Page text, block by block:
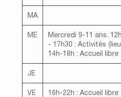
MA
ME
Mercredi 9-11 ans.
- 17h30 : Activités
14h-18h : Accueil libre
JE
VE 16h-22h : Accueil libre